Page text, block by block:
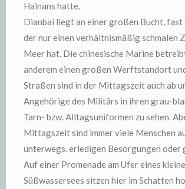
Hainans hatte.
Dianbai liegt an einer großen Bucht, fast
der nur einen verhältnismäßig schmalen
Meer hat. Die chinesische Marine
anderem einen großen Werftstandort
Straßen sind in der Mittagszeit auch ab
Angehörige des Militärs in ihren grau-
Tarn- bzw. Alltagsuniformen zu sehen.
Mittagszeit sind immer viele Menschen
unterwegs, erledigen Besorgungen oder
Auf einer Promenade am Ufer eines
Süßwassersees sitzen hier im Schatten